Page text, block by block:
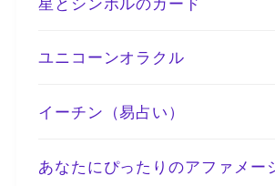
ユニコーンオラクル
イーチン（易占い）
あなたにぴったりのアファメー